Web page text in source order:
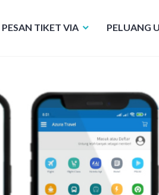
PESAN TIKET VIA PELUANG